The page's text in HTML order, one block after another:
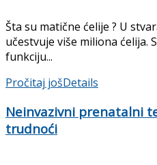
Šta su matične ćelije ? U
učestvuje više miliona ćelija.
funkciju...
Pročitaj jošDetails
Neinvazivni prenatalni
trudnoći